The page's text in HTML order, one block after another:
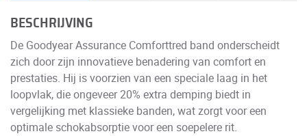
BESCHRIJVING
De Goodyear Assurance Comforttred band onderscheidt
zich door zijn innovatieve benadering van comfort en
prestaties. Hij is voorzien van een speciale laag in het
loopvlak, die ongeveer 20% extra demping biedt in
vergelijking met klassieke banden, wat zorgt voor een
optimale schokabsorptie voor een soepelere rit.